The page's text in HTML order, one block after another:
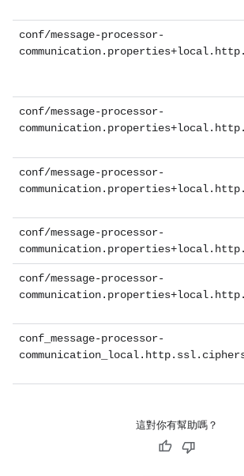
conf/message-processor-
conf/message-processor-
conf/message-processor-
conf/message-processor-
conf/message-processor-
conf_message-processor-
這對你有幫助嗎？